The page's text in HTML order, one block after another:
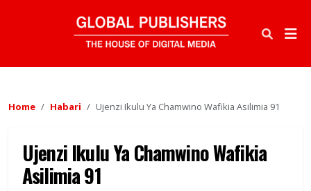
Home Habari Ujenzi Ikulu Ya Chamwino Wafikia Asilimia 91
Ujenzi Ikulu Ya Chamwino Wafikia
Asilimia 91